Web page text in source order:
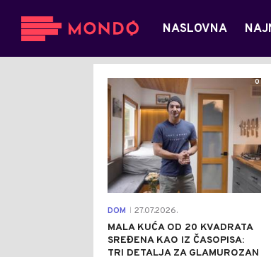
NASLOVNA
DOM 27.07.2026.
MALA KUĆA OD 20 KVADRATA
SREĐENA KAO IZ ČASOPISA:
TRI DETALJA ZA GLAMUROZAN
0